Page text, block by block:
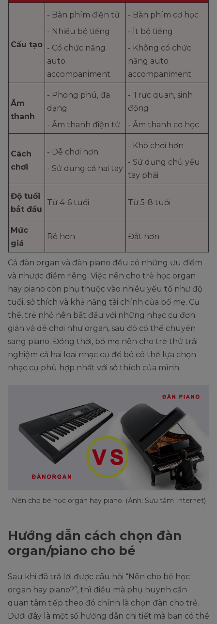
Cấu tạo
- Bàn phím điện tử
- Nhiều bộ tiếng
- Có chức năng
auto
accompaniment
- Bàn phím cơ học
- Ít bộ tiếng
- Không có chức
năng auto
accompaniment
Âm
thanh
- Phong phú, đa
dạng
- Âm thanh điện tử
- Trực quan, sinh
động
- Âm thanh cơ học
Cách
chơi
- Dễ chơi hơn
- Sử dụng cả hai tay
- Khó chơi hơn
- Sử dụng chủ yếu
tay phải
Độ tuổi
bắt đầu
Từ 4-6 tuổi Từ 5-8 tuổi
Mức
giá
Rẻ hơn Đắt hơn
Cả đàn organ và đàn piano đều có những ưu điểm
và nhược điểm riêng. Việc nên cho trẻ học organ
hay piano còn phụ thuộc vào nhiều yếu tố như độ
tuổi, sở thích và khả năng tài chính của bố mẹ. Cụ
thể, trẻ nhỏ nên bắt đầu với những nhạc cụ đơn
giản và dễ chơi như organ, sau đó có thể chuyển
sang piano. Đồng thời, bố mẹ nên cho trẻ thử trải
nghiệm cả hai loại nhạc cụ để bé có thể lựa chọn
nhạc cụ phù hợp nhất với sở thích của mình.
Nên cho bé học organ hay piano. (Ảnh: Sưu tầm Internet)
Hướng dẫn cách chọn đàn
organ/piano cho bé
Sau khi đã trả lời được câu hỏi “Nên cho bé học
organ hay piano?”, thì điều mà phụ huynh cần
quan tâm tiếp theo đó chính là chọn đàn cho trẻ.
Dưới đây là một số hướng dẫn chi tiết mà bạn có thể